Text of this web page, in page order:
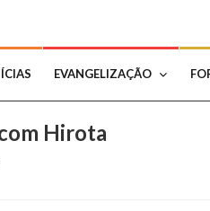
EVANGELIZAÇÃO
Hirota